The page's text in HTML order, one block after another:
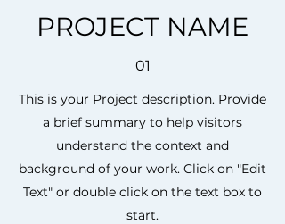
PROJECT NAME
01
This is your Project description. Provide
a brief summary to help visitors
understand the context and
background of your work. Click on "Edit
Text" or double click on the text box to
start.